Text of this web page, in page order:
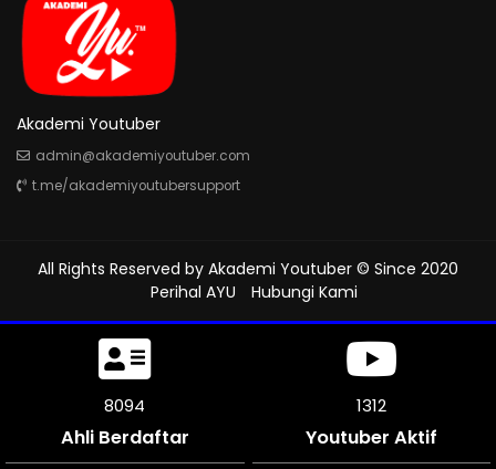
Akademi Youtuber
admin@akademiyoutuber.com
t.me/akademiyoutubersupport
All Rights Reserved by Akademi Youtuber © Since 2020
Perihal AYU
Hubungi Kami
8538
Ahli Berdaftar
1312
Youtuber Aktif